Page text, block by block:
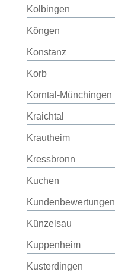
Kolbingen
Köngen
Konstanz
Korb
Korntal-Münchingen
Kraichtal
Krautheim
Kressbronn
Kuchen
Kundenbewertungen
Künzelsau
Kuppenheim
Kusterdingen